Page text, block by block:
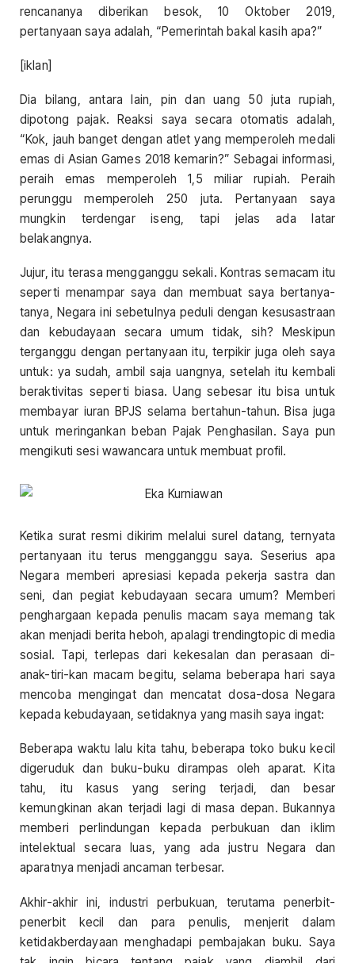
rencananya diberikan besok, 10 Oktober 2019,
pertanyaan saya adalah, “Pemerintah bakal kasih apa?”
[iklan]
Dia bilang, antara lain, pin dan uang 50 juta rupiah,
dipotong pajak. Reaksi saya secara otomatis adalah,
“Kok, jauh banget dengan atlet yang memperoleh medali
emas di Asian Games 2018 kemarin?” Sebagai informasi,
peraih emas memperoleh 1,5 miliar rupiah. Peraih
perunggu memperoleh 250 juta. Pertanyaan saya
mungkin terdengar iseng, tapi jelas ada latar
belakangnya.
Jujur, itu terasa mengganggu sekali. Kontras semacam itu
seperti menampar saya dan membuat saya bertanya-
tanya, Negara ini sebetulnya peduli dengan kesusastraan
dan kebudayaan secara umum tidak, sih? Meskipun
terganggu dengan pertanyaan itu, terpikir juga oleh saya
untuk: ya sudah, ambil saja uangnya, setelah itu kembali
beraktivitas seperti biasa. Uang sebesar itu bisa untuk
membayar iuran BPJS selama bertahun-tahun. Bisa juga
untuk meringankan beban Pajak Penghasilan. Saya pun
mengikuti sesi wawancara untuk membuat profil.
Ketika surat resmi dikirim melalui surel datang, ternyata
pertanyaan itu terus mengganggu saya. Seserius apa
Negara memberi apresiasi kepada pekerja sastra dan
seni, dan pegiat kebudayaan secara umum? Memberi
penghargaan kepada penulis macam saya memang tak
akan menjadi berita heboh, apalagi trendingtopic di media
sosial. Tapi, terlepas dari kekesalan dan perasaan di-
anak-tiri-kan macam begitu, selama beberapa hari saya
mencoba mengingat dan mencatat dosa-dosa Negara
kepada kebudayaan, setidaknya yang masih saya ingat:
Beberapa waktu lalu kita tahu, beberapa toko buku kecil
digeruduk dan buku-buku dirampas oleh aparat. Kita
tahu, itu kasus yang sering terjadi, dan besar
kemungkinan akan terjadi lagi di masa depan. Bukannya
memberi perlindungan kepada perbukuan dan iklim
intelektual secara luas, yang ada justru Negara dan
aparatnya menjadi ancaman terbesar.
Akhir-akhir ini, industri perbukuan, terutama penerbit-
penerbit kecil dan para penulis, menjerit dalam
ketidakberdayaan menghadapi pembajakan buku. Saya